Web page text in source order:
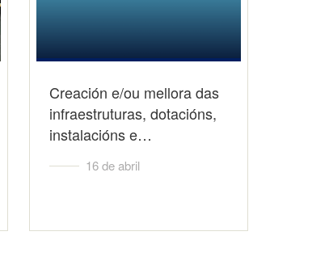
Creación e/ou mellora das
infraestruturas, dotacións,
instalacións e…
16 de abril